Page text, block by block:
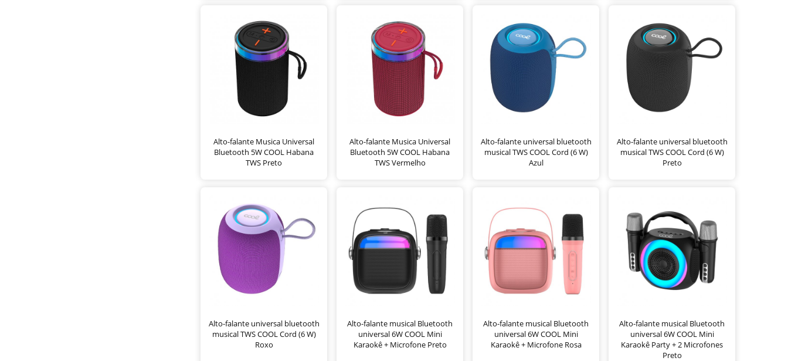
Alto-falante Musica Universal
Bluetooth 5W COOL Habana
TWS Preto
Alto-falante Musica Universal
Bluetooth 5W COOL Habana
TWS Vermelho
Alto-falante universal bluetooth
musical TWS COOL Cord (6 W)
Azul
Alto-falante universal bluetooth
musical TWS COOL Cord (6 W)
Preto
Alto-falante universal bluetooth
musical TWS COOL Cord (6 W)
Roxo
Alto-falante musical Bluetooth
universal 6W COOL Mini
Karaokê + Microfone Preto
Alto-falante musical Bluetooth
universal 6W COOL Mini
Karaokê + Microfone Rosa
Alto-falante musical Bluetooth
universal 6W COOL Mini
Karaokê Party + 2 Microfones
Preto